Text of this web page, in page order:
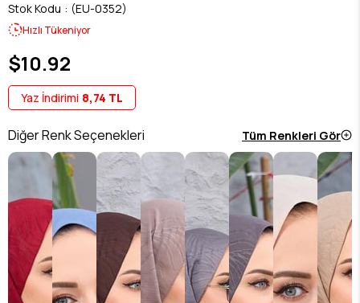
Stok Kodu (EU-0352)
Hızlı Tükeniyor
$10.92
Yaz İndirimi 8,74 TL
Diğer Renk Seçenekleri Tüm Renkleri Gör